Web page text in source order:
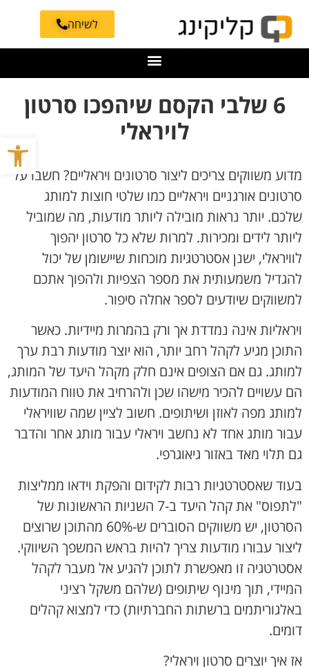
פתח
לשיחה
6 שלבי הקסם שיהפכו סרטון
לויראלי
מדוע משווקים צריכים ליצור סרטונים ויראליים? חשבו על
סרטונים אורגניים ויראליים כמו שלטי חוצות למותג
שלכם. יותר נראות מובילה ליותר מודעות, מה שמוביל
ליותר לידים ומכירות. למרות שלא כל סרטון יהפוך
לוויראלי, ישנן אסטרטגיות מוכחות שיישומן של יכול
להגדיל משמעותית את מספר הצפיות ולהפוך אתכם
למשווקים שיודעים לספר אחלה סיפור.
ויראליות אינה נמדדת אך ורק בהמרות מיידיות. כאשר
התוכן מגיע לקהל רחב יותר, הוא יוצר מודעות רבת ערך
למותג. גם אם הצופים אינם חלק מקהל היעד של המותג,
הם עשויים להכיר מישהו שכן ולהרחיב את טווח המודעות
למותג מפה לאוזן ושיתופים. חשוב לציין שמה שוויראלי
עבור מותג אחד לא נחשב ויראלי עבור מותג אחר והדבר
גם תלוי מאד באזור גיאוגרפי.
בעוד שאסטרטגיות רבות לקידום והפקת וידאו ממליצות
"לתפוס" את קהל היעד ב-7 השניות הראשונות של
הסרטון, יש משווקים הסוברים ש-60% מהתוכן שרוצים
ליצור עבורו מודעות צריך להיות בראש המשפך השיווקי.
אסטרטגיה זו מאפשרת לתוכן להגיע אל מעבר לקהל
המיידי, תוך מינוף שיתופים (שלהם משקל רציני
באלגוריתמים ברשתות החברתיות) כדי למצוא קהלים
דומים.
אז איך יוצרים סרטון ויראלי?